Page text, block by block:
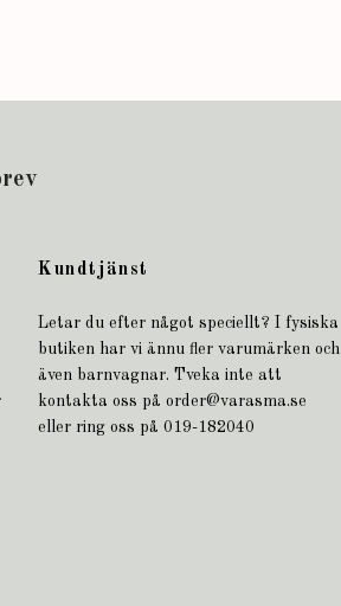
Kundtjänst
Letar du efter något speciellt? I fysiska
butiken har vi ännu fler varumärken och
även barnvagnar. Tveka inte att
kontakta oss på order@varasma.se
eller ring oss på 019-182040